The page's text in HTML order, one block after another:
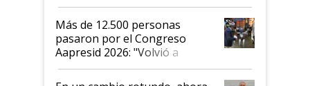
impresionó mucho"
Más de 12.500 personas
pasaron por el Congreso
Aapresid 2026: "Volvió a
demostrar que hablar del
suelo es hablar de todo el